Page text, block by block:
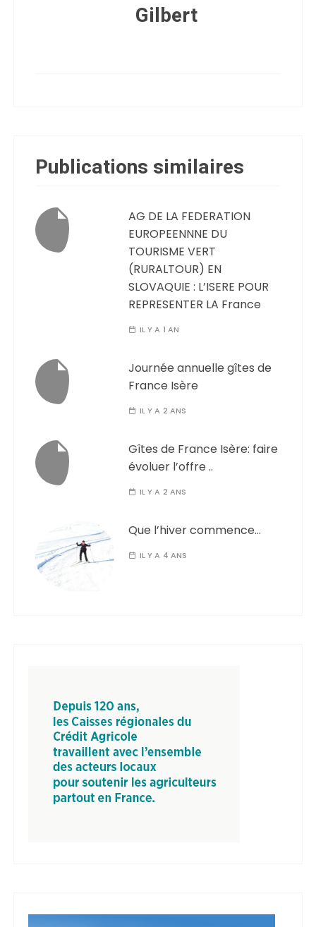
Gilbert
Publications similaires
AG DE LA FEDERATION
EUROPEENNNE DU
TOURISME VERT
(RURALTOUR) EN
SLOVAQUIE : L’ISERE POUR
REPRESENTER LA France
IL Y A 1 AN
Journée annuelle gîtes de
France Isère
IL Y A 2 ANS
Gîtes de France Isère: faire
évoluer l’offre ..
IL Y A 2 ANS
Que l’hiver commence…
IL Y A 4 ANS